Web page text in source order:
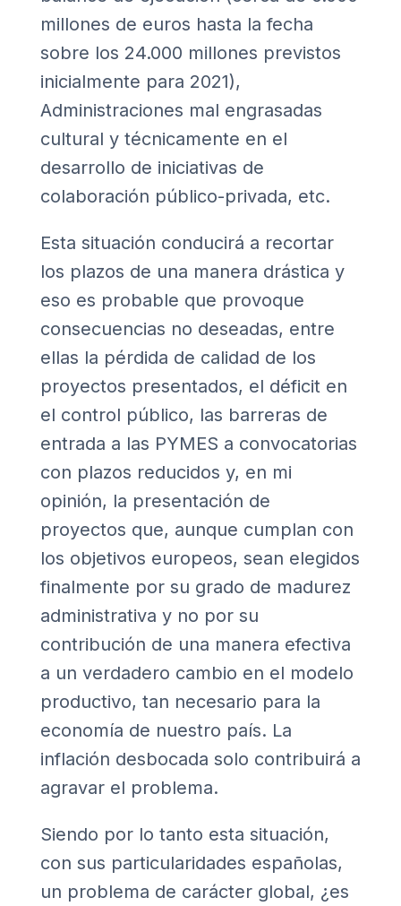
millones de euros hasta la fecha
sobre los 24.000 millones previstos
inicialmente para 2021),
Administraciones mal engrasadas
cultural y técnicamente en el
desarrollo de iniciativas de
colaboración público-privada, etc.
Esta situación conducirá a recortar
los plazos de una manera drástica y
eso es probable que provoque
consecuencias no deseadas, entre
ellas la pérdida de calidad de los
proyectos presentados, el déficit en
el control público, las barreras de
entrada a las PYMES a convocatorias
con plazos reducidos y, en mi
opinión, la presentación de
proyectos que, aunque cumplan con
los objetivos europeos, sean elegidos
finalmente por su grado de madurez
administrativa y no por su
contribución de una manera efectiva
a un verdadero cambio en el modelo
productivo, tan necesario para la
economía de nuestro país. La
inflación desbocada solo contribuirá a
agravar el problema.
Siendo por lo tanto esta situación,
con sus particularidades españolas,
un problema de carácter global, ¿es